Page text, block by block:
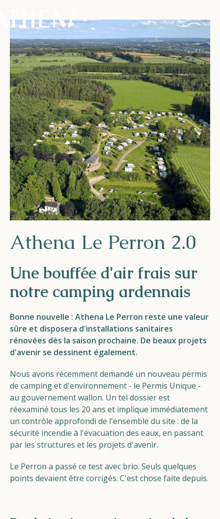
Naturisme
Communauté
Calendrier
Parcs
Ossendrecht
Le Perron
Helios
Contact
Apple App Store
Android Play Store
Athena Le Perron 2.0
Une bouffée d'air frais sur
notre camping ardennais
Bonne nouvelle : Athena Le Perron reste une valeur
sûre et disposera d'installations sanitaires
rénovées dès la saison prochaine. De beaux projets
d'avenir se dessinent également.
Nous avons récemment demandé un nouveau permis
de camping et d'environnement - le Permis Unique -
au gouvernement wallon. Un tel dossier est
réexaminé tous les 20 ans et implique immédiatement
un contrôle approfondi de l'ensemble du site : de la
sécurité incendie à l'évacuation des eaux, en passant
par les structures et les projets d'avenir.
Le Perron a passé ce test avec brio. Seuls quelques
points devaient être corrigés. C'est chose faite depuis.